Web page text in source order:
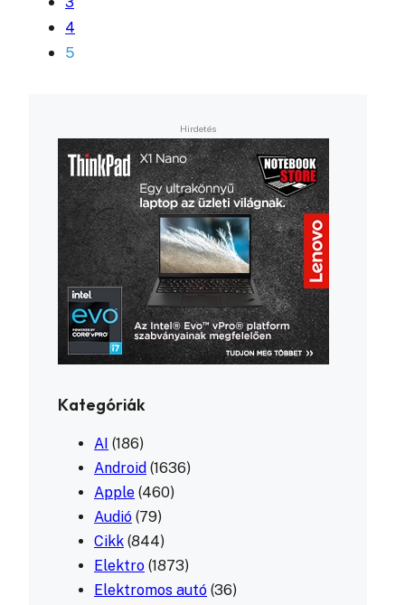
4
5
Kategóriák
AI (186)
Android (1636)
Apple (460)
Audió (79)
Cikk (844)
Elektro (1873)
Elektromos autó (36)